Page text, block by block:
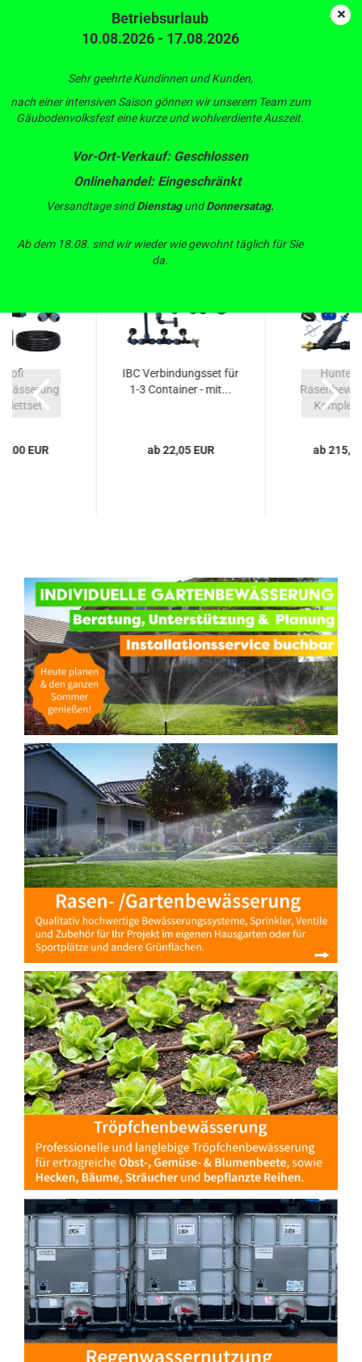
Betriebsurlaub
10.08.2026 - 17.08.2026
Sehr geehrte Kundinnen und Kunden,
nach einer intensiven Saison gönnen wir unserem Team zum
Gäubodenvolksfest eine kurze und wohlverdiente Auszeit.
Vor-Ort-Verkauf: Geschlossen
Onlinehandel: Eingeschränkt
Versandtage sindDienstagundDonnersatag.
Ab dem 18.08. sind wir wieder wie gewohnt täglich für Sie
da.
Produkthighlights
Bewässerung
Profi
EUR
IBC Verbindungsset für
1-3 Container - mit...
ab 22,05 EUR
Hunter
ab